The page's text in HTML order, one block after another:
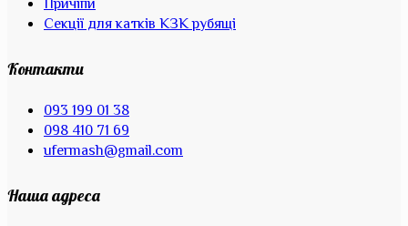
Причіпи
Секції для катків КЗК рубящі
Контакти
093 199 01 38
098 410 71 69
ufermash@gmail.com
Наша адреса